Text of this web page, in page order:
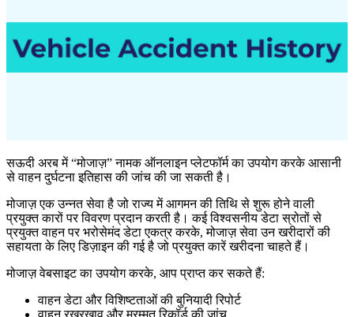
सऊदी अरब में “मोजाज़” नामक ऑनलाइन प्लेटफॉर्म का उपयोग करके आसानी
से वाहन दुर्घटना इतिहास की जांच की जा सकती है।
मोजाज़ एक उन्नत सेवा है जो राज्य में आगमन की तिथि से शुरू होने वाली
प्रयुक्त कारों पर विवरण प्रदान करती है। कई विश्वसनीय डेटा स्रोतों से
प्रयुक्त वाहन पर भरोसेमंद डेटा एकत्र करके, मोजाज़ सेवा उन खरीदारों की
सहायता के लिए डिज़ाइन की गई है जो प्रयुक्त कारें खरीदना चाहते हैं।
मोजाज़ वेबसाइट का उपयोग करके, आप प्राप्त कर सकते हैं:
वाहन डेटा और विशिष्टताओं की बुनियादी रिपोर्ट
वाहन रखरखाव और मरम्मत रिकॉर्ड की जांच